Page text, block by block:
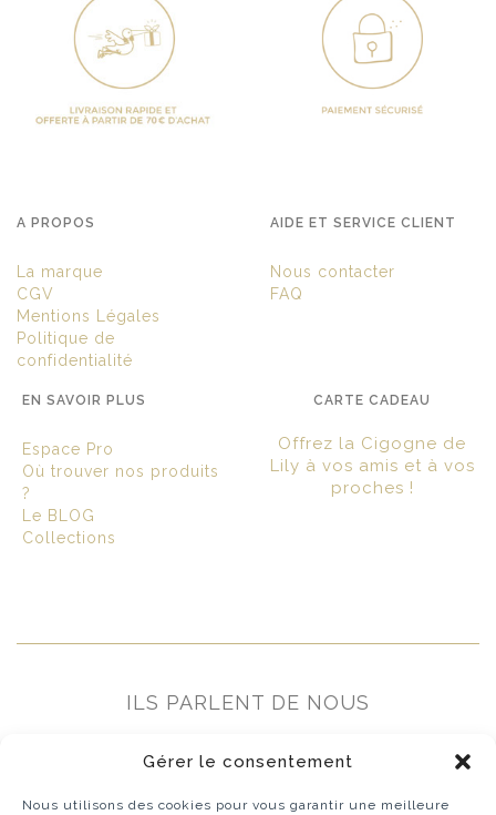
Gérer le consentement
Nous utilisons des cookies pour vous garantir une meilleure
A PROPOS
La marque
CGV
Mentions Légales
Politique de
confidentialité
AIDE ET SERVICE CLIENT
Nous contacter
FAQ
EN SAVOIR PLUS
Espace Pro
Où trouver nos produits
?
Le BLOG
Collections
CARTE CADEAU
Offrez la Cigogne de
Lily à vos amis et à vos
proches !
ILS PARLENT DE NOUS